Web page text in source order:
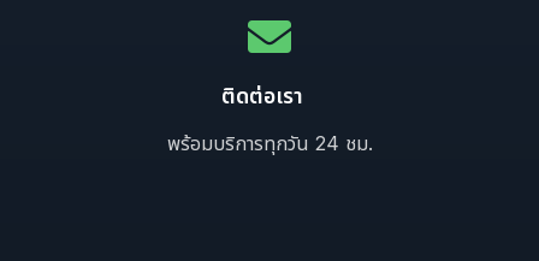
ติดต่อเรา
พร้อมบริการทุกวัน 24 ชม.